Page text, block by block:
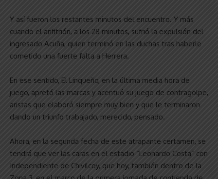
Y así fueron los restantes minutos del encuentro. Y más
cuando el anfitrión, a los 28 minutos, sufrió la expulsión del
ingresado Acuña, quien terminó en las duchas tras haberle
cometido una fuerte falta a Herrera.
En ese sentido, El Linqueño, en la última media hora de
juego, apretó las marcas y acentuó su juego de contragolpe,
aristas que elaboró siempre muy bien y que le terminaron
dando un triunfo trabajado, merecido, pensado.
Ahora, en la segunda fecha de este atrapante certamen, se
tendrá que ver las caras en el estadio “Leonardo Costa” con
Independiente de Chivilcoy, que hoy, también dentro de la